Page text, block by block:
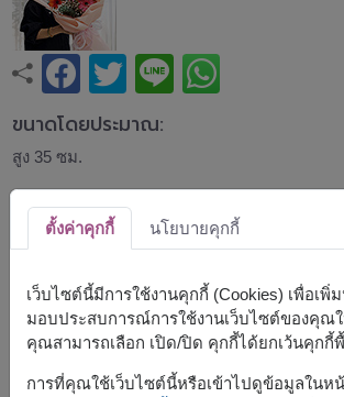
ขนาดโดยประมาณ:
สูง 35 ซม.
ช่อเยอบีร่าสีชมพูและสีส้มสดใส จัดร่วมกับดอกยิ
คาลิปตัส ห่อด้วยกระดาษสีพีชหวาน ให้ความรู้
รับปริญญา หรือมอบกำลังใจให้คนพิเศษ
สินค้าแบบที่ใกล้เคียงกัน ได้แก่FLV622,
ตั้งค่าคุกกี้ นโยบายคุกกี้
เว็บไซต์นี้มีการใช้งานคุกกี้ (Cookies) เพื่อเพิ่
มอบประสบการณ์การใช้งานเว็บไซต์ของคุณ
คุณสามารถเลือก เปิด/ปิด คุกกี้ได้ยกเว้นคุกกี้
การที่คุณใช้เว็บไซต์นี้หรือเข้าไปดูข้อมูลในห